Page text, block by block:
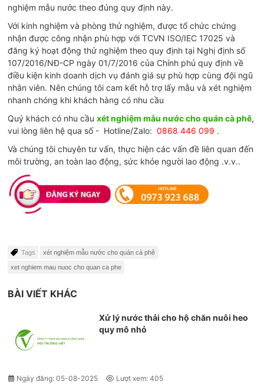
nghiệm mẫu nước theo đúng quy định này.
Với kinh nghiệm và phòng thử nghiệm, được tổ chức chứng
nhận được công nhận phù hợp với TCVN ISO/IEC 17025 và
đăng ký hoạt động thử nghiệm theo quy định tại Nghị định số
107/2016/NĐ-CP ngày 01/7/2016 của Chính phủ quy định về
điều kiện kinh doanh dịch vụ đánh giá sự phù hợp cùng đội ngũ
nhân viên. Nên chúng tôi cam kết hỗ trợ lấy mẫu và xét nghiệm
nhanh chóng khi khách hàng có nhu cầu
Quý khách có nhu cầuxét nghiệm mẫu nước cho quán cà phê,
vui lòng liên hệ qua số - Hotline/Zalo:0868 446 099 .
Và chúng tôi chuyên tư vấn, thực hiện các vấn đề liên quan đến
môi trường, an toàn lao động, sức khỏe người lao động .v.v..
Tags xét nghiệm mẫu nước cho quán cà phê
xet nghiem mau nuoc cho quan ca phe
BÀI VIẾT KHÁC
Xử lý nước thải cho hộ chăn nuôi heo
quy mô nhỏ
Ngày đăng: 05-08-2025 Lượt xem: 405